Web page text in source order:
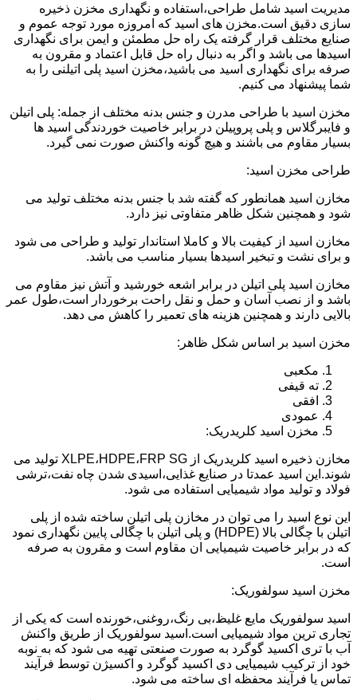
مدیریت اسید شامل طراحی،استفاده و نگهداری مخزن ذخیره
سازی دقیق است.مخزن های اسید که امروزه مورد توجه عموم و
صنایع مختلف قرار گرفته یک راه حل مطمئن و ایمن برای نگهداری
اسیدها می باشد و اگر به دنبال راه حل قابل اعتماد و مقرون به
صرفه برای نگهداری اسید می باشید،مخزن اسید پلی اتیلنی را به
شما پیشنهاد می کنیم.
مخزن اسید با طراحی مدرن و جنس بدنه مختلف از جمله: پلی اتیلن
و فایبرگلاس و پلی پروپیلن در برابر خاصیت خوردندگی اسید ها
بسیار مقاوم می باشند و هیچ گونه واکنش صورت نمی گیرد.
طراحی مخزن اسید:
مخازن اسید همانطور که گفته شد با جنس بدنه مختلف تولید می
شود و همچنین شکل ظاهر متفاوتی نیز دارد.
مخازن اسید از کیفیت بالا و کاملا استاندار تولید و طراحی می شود
و برای نشت و تبخیر اسیدها بسیار مناسب می باشد.
مخازن اسید پلی اتیلن در برابر اشعه خورشید و آتش نیز مقاوم می
باشد و از نصب آسان و حمل و نقل راحت برخوردار است،طول عمر
بالایی دارند و همچنین هزینه های تعمیر را کاهش می دهد.
مخزن اسید بر اساس شکل ظاهر:
مکعبی
ته قیفی
افقی
عمودی
مخزن اسید کلریدریک:
مخازن ذخیره اسید کلریدریک از XLPE،HDPE،FRP SG تولید می
شوند.این اسید عمدتا در صنایع غذایی،اسیدی شدن چاه نفت،ترشی
فولاد و تولید مواد شیمیایی استفاده می شود.
این نوع اسید را می توان در مخازن پلی اتیلن ساخته شده از پلی
اتیلن با چگالی بالا (HDPE) و پلی اتیلن با چگالی پایین نگهداری نمود
که در برابر خاصیت شیمیایی ان مقاوم است و مقرون به صرفه
است.
مخزن اسید سولفوریک:
اسید سولفوریک مایع غلیظ،بی رنگ،روغنی،خورنده است که یکی از
تجاری ترین مواد شیمیایی است.اسید سولفوریک از طریق واکنش
آب با تری اکسید گوگرد به صورت صنعتی تهیه می شود که به نوبه
خود از ترکیب شیمیایی دی اکسید گوگرد و اکسیژن توسط فرآیند
تماس یا فرآیند محفظه ای ساخته می شود.